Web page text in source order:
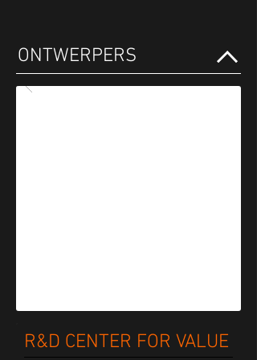
ONTWERPERS
R&D CENTER FOR VALUE